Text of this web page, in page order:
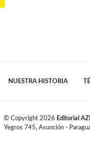
NUESTRA HISTORIA
© Copyright 2026 Editorial
Yegros 745, Asunción -